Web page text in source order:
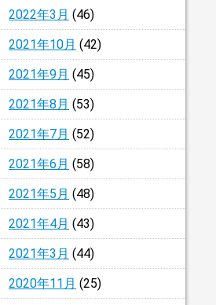
2022年3月 (46)
2021年10月 (42)
2021年9月 (45)
2021年8月 (53)
2021年7月 (52)
2021年6月 (58)
2021年5月 (48)
2021年4月 (43)
2021年3月 (44)
2020年11月 (25)